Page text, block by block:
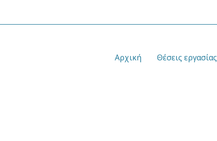
Αρχική Θέσεις εργασίας